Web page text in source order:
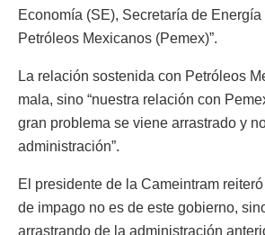
Economía (SE), Secretaría de Energía
Petróleos Mexicanos (Pemex)”.
La relación sostenida con Petróleos
mala, sino “nuestra relación con
gran problema se viene arrastrado y
administración”.
El presidente de la Cameintram
de impago no es de este gobierno,
arrastrando de la administración